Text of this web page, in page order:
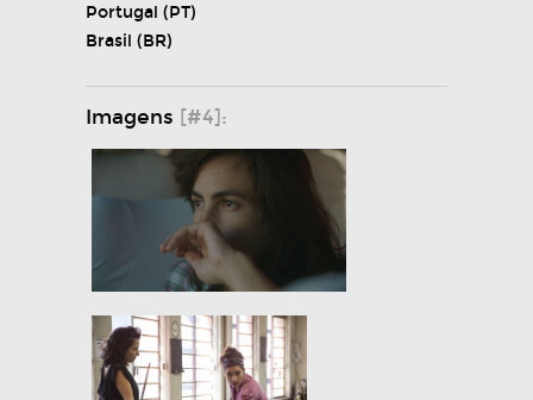
Portugal (PT)
Brasil (BR)
Imagens [#4]: